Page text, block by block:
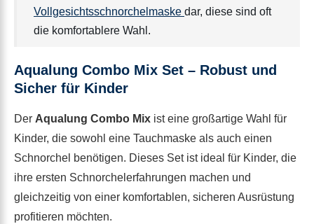
Vollgesichtsschnorchelmaske dar, diese sind oft
die komfortablere Wahl.
Aqualung Combo Mix Set – Robust und
Sicher für Kinder
Der Aqualung Combo Mix ist eine großartige Wahl für
Kinder, die sowohl eine Tauchmaske als auch einen
Schnorchel benötigen. Dieses Set ist ideal für Kinder, die
ihre ersten Schnorchelerfahrungen machen und
gleichzeitig von einer komfortablen, sicheren Ausrüstung
profitieren möchten.